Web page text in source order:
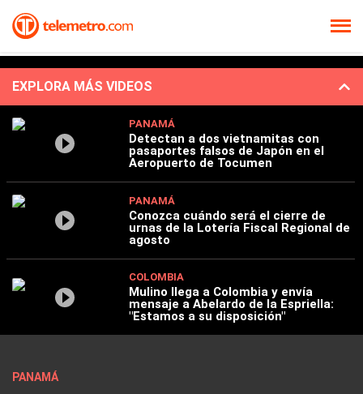
EXPLORA MÁS VIDEOS
PANAMÁ
Detectan a dos vietnamitas con
pasaportes falsos de Japón en el
Aeropuerto de Tocumen
PANAMÁ
Conozca cuándo será el cierre de
urnas de la Lotería Fiscal Regional de
agosto
COLOMBIA
Mulino llega a Colombia y envía
mensaje a Abelardo de la Espriella:
"Estamos a su disposición"
PANAMÁ